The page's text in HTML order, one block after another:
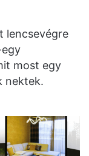
lencsevégre
most egy
nektek.